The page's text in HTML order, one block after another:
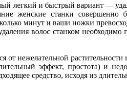
легкий и быстрый вариант —
женские станки совершенно
минут и ваши ножки
волос станком
от нежелательной
эффект, простота) и
средство, исходя из